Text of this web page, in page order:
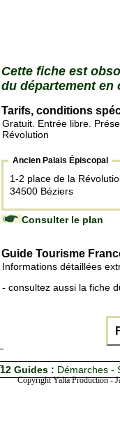
Cette fiche est
du département en
Tarifs, conditions
Gratuit. Entrée libre.
Révolution
Ancien Palais Épiscopal
1-2 place de la
34500 Béziers
Consulter le plan
Guide Tourisme
Informations détaillées
- consultez aussi la fiche
12 Guides : Démarches -
Copyright Yalta Production -